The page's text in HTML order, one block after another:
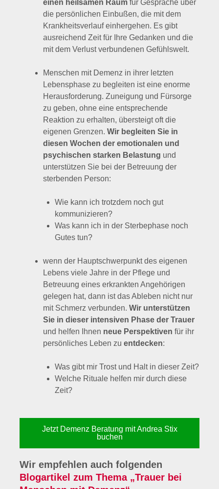
die persönlichen Einbußen, die mit dem
Krankheitsverlauf einhergehen. Es gibt
ausreichend Zeit für Ihre Gedanken und die
mit dem Verlust verbundenen Gefühlswelt.
Lebensphase zu begleiten ist eine enorme
Herausforderung. Zuneigung und Fürsorge
zu geben, ohne eine entsprechende
Reaktion zu erhalten, übersteigt oft die
eigenen Grenzen.Wir begleiten Sie in
diesen Wochen der emotionalen und
psychischen starken Belastungund
unterstützen Sie bei der Betreuung der
sterbenden Person:
kommunizieren?
Was kann ich in der Sterbephase noch
Gutes tun?
Lebens viele Jahre in der Pflege und
Betreuung eines erkrankten Angehörigen
gelegen hat, dann ist das Ableben nicht nur
mit Schmerz verbunden.Wir unterstützen
Sie in dieser intensiven Phase der Trauer
und helfen Ihnenneue Perspektivenfür ihr
persönliches Leben zu entdecken:
Welche Rituale helfen mir durch diese
Zeit?
Jetzt Demenz Beratung mit Andrea Stix
buchen
Blogartikel zum Thema „Trauer bei
Menschen mit Demenz“